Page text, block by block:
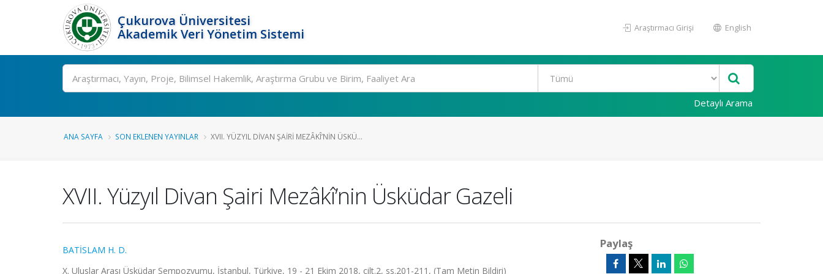
Çukurova Üniversitesi
Akademik Veri Yönetim Sistemi
Araştırmacı Girişi English
Ara
Detaylı Arama
ANA SAYFA SON EKLENEN YAYINLAR XVII. YÜZYIL DIVAN ŞAIRI MEZÂKÎ’NIN ÜSKÜ...
XVII. Yüzyıl Divan Şairi Mezâkî’nin Üsküdar Gazeli
BATİSLAM H. D.
X. Uluslar Arası Üsküdar Sempozyumu, İstanbul, Türkiye, 19 - 21 Ekim 2018, cilt.2, ss.201-211, (Tam Metin Bildiri)
Paylaş